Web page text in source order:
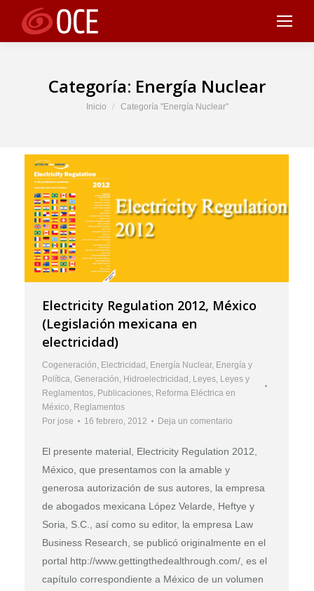
Categoría: Energía Nuclear
Estás aquí:
Inicio Categoría "Energía Nuclear"
Electricity Regulation 2012, México
(Legislación mexicana en
electricidad)
Cogeneración, Electricidad , Energía Nuclear, Energía y
Política, Generación, Hidroelectricidad , Leyes, Leyes y
Reglamentos, Publicaciones, Reforma Eléctrica en
México, Reglamentos
Por jose 16 febrero, 2012 Deja un comentario
El presente material, Electricity Regulation 2012,
México, que presentamos con la amable y
generosa autorización de sus autores, la empresa
de abogados mexicana López Velarde, Heftye y
Soria, S.C., así como su editor, la empresa Law
Business Research, se publicó originalmente en el
portal http://www.gettingthedealthrough.com/, es el
capítulo correspondiente a México de un volumen